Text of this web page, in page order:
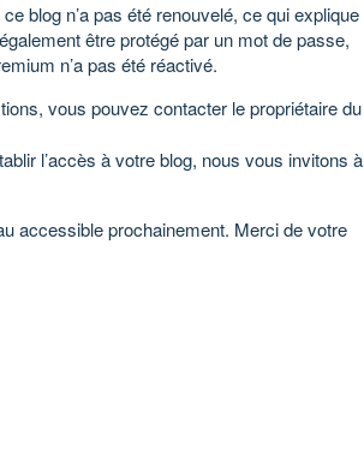
blog n’a pas été renouvelé, ce qui explique
être protégé par un mot de passe,
n’a pas été réactivé.
vous pouvez contacter le propriétaire du
l’accès à votre blog, nous vous invitons à
accessible prochainement. Merci de votre